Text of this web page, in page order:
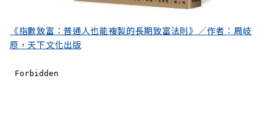
《指數致富：普通人也能複製的長期致富法則》／作者：周岐
原，天下文化出版